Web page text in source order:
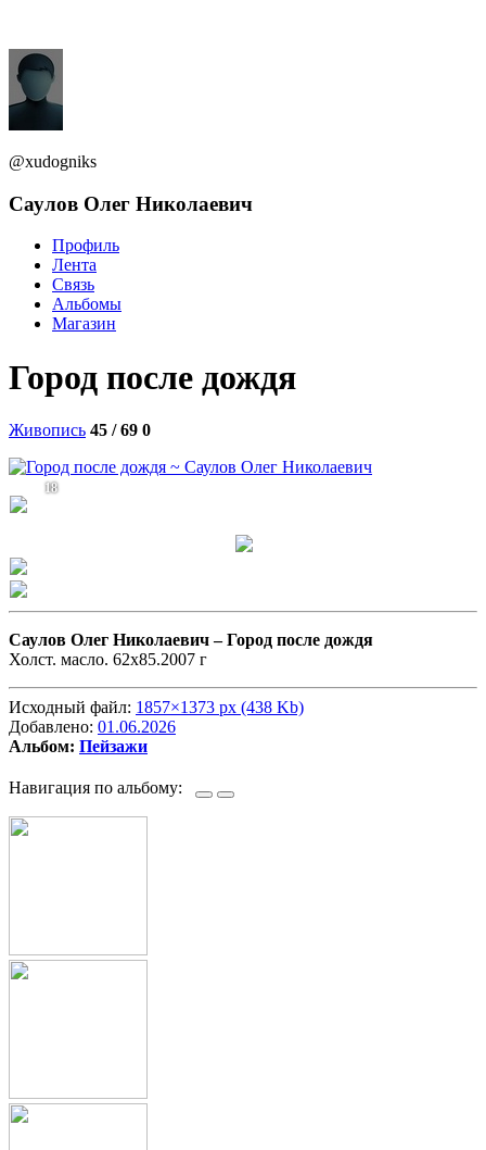
@xudogniks
Саулов Олег Николаевич
Профиль
Лента
Связь
Альбомы
Магазин
Город после дождя
Живопись 45 / 69 0
18
Саулов Олег Николаевич –Город после дождя
Холст. масло. 62х85.2007 г
Исходный файл: 1857×1373 px (438 Kb)
Добавлено: 01.06.2026
Альбом: Пейзажи
Навигация по альбому: